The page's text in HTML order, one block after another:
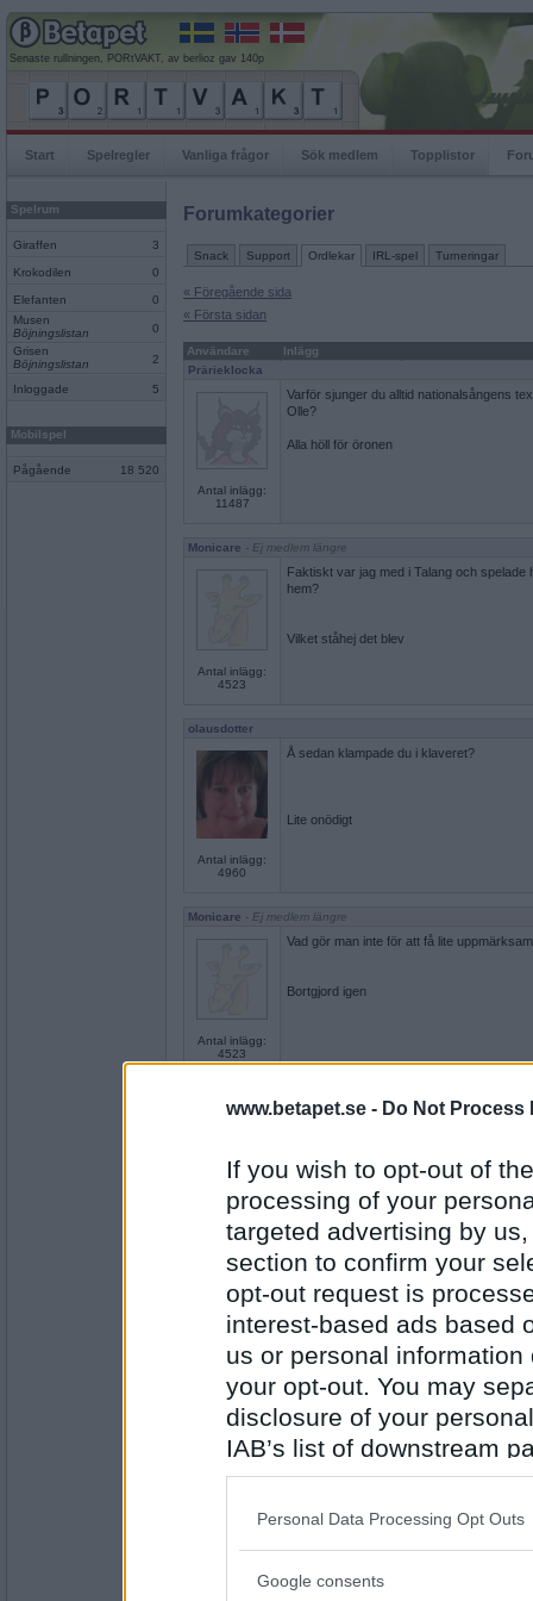
www.betapet.se - Do Not Process
If you wish to opt-out of
processing of your
targeted advertising by
section to confirm your
opt-out request is
interest-based ads based
us or personal
your opt-out. You may
disclosure of your
IAB’s list of downstream
also be disclosed by us
Downstream Participants
Please note that this
Personal Data Processing Opt Outs
Google consents
Senaste rullningen, PORtVAKT, av berlioz gav 140p
Start Spelregler Vanliga frågor Sök medlem Topplistor
Spelrum
Giraffen 3
Krokodilen 0
Elefanten
0
Musen
Böjningslistan
0
Grisen
Böjningslistan
2
Inloggade 5
Mobilspel
Pågående 18 520
Forumkategorier
Snack Support Ordlekar IRL-spel Turneringar
« Föregående sida
« Första sidan
Användare
Inlägg
Prärieklocka
Antal inlägg:
11487
Varför sjunger du alltid nationalsångens
Olle?
Alla höll för öronen
Monicare - Ej medlem längre
Antal inlägg:
4523
Faktiskt var jag med i Talang och
hem?
Vilket ståhej det blev
olausdotter
Antal inlägg:
4960
Å sedan klampade du i klaveret?
Lite onödigt
Monicare - Ej medlem längre
Antal inlägg:
4523
Vad gör man inte för att få lite
Bortgjord igen
Antal inlägg:
2266
Hur gick det på bortamatchen?
- Ej medlem längre
Antal inlägg:
4523
Skulle du vilja bli min spätta på min hoj?
Antal inlägg: